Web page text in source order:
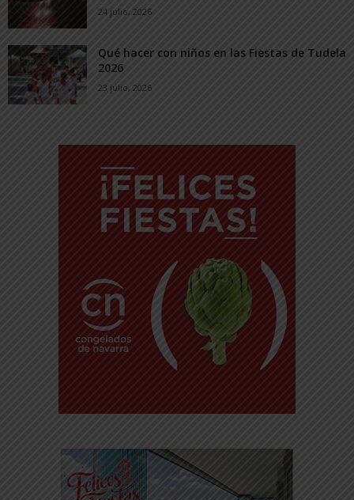
24 julio, 2026
Qué hacer con niños en las Fiestas de Tudela
2026
23 julio, 2026